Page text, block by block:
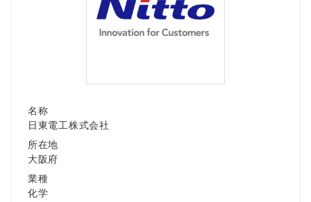
名称
日東電工株式会社
所在地
大阪府
業種
化学